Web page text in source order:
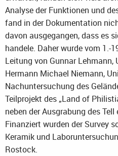
Analyse der Funktionen und
fand in der Dokumentation
davon ausgegangen, dass es
handele. Daher wurde vom 1.-
Leitung von Gunnar Lehmann,
Hermann Michael Niemann,
Nachuntersuchung des
Teilprojekt des „Land of
neben der Ausgrabung des
Finanziert wurden der Survey
Keramik und
Rostock.